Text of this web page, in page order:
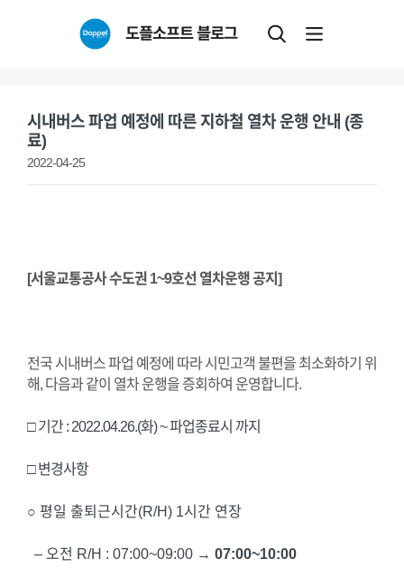
도플소프트 블로그
시내버스 파업 예정에 따른 지하철 열차 운행 안내 (종
료)
2022-04-25
[서울교통공사 수도권 1~9호선 열차운행 공지]
전국 시내버스 파업 예정에 따라 시민고객 불편을 최소화하기 위
해, 다음과 같이 열차 운행을 증회하여 운영합니다.
□ 기간 : 2022.04.26.(화) ~ 파업종료시 까지
□ 변경사항
○ 평일 출퇴근시간(R/H) 1시간 연장
– 오전 R/H : 07:00~09:00 → 07:00~10:00